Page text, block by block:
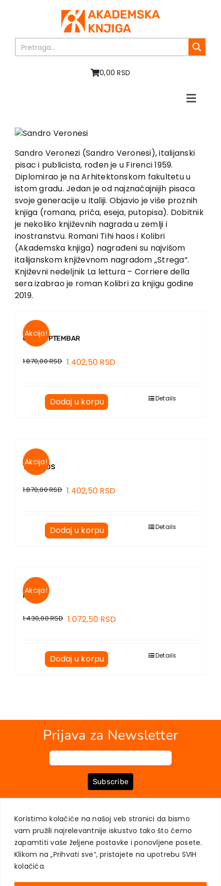
Koristimo kolačiće na našoj veb stranici da bismo
vam pružili najrelevantnije iskustvo tako što ćemo
zapamtiti vaše željene postavke i ponovljene posete.
Klikom na „Prihvati sve“, pristajete na upotrebu SVIH
kolačića.
0,00 RSD
Toggle
O nama
U pripremi
Akcija
Autori
Vesti
EU PROJEKTI
Kontakt
Sandro Veronezi (Sandro Veronesi), italijanski
pisac i publicista, rođen je u Firenci 1959.
Diplomirao je na Arhitektonskom fakultetu u
istom gradu. Jedan je od najznačajnijih pisaca
svoje generacije u Italiji. Objavio je više proznih
knjiga (romana, priča, eseja, putopisa). Dobitnik
je nekoliko književnih nagrada u zemlji i
inostranstvu. Romani Tihi haos i Kolibri
(Akademska knjiga) nagrađeni su najvišom
italijanskom književnom nagradom „Strega“.
Književni nedeljnik La lettura – Corriere della
sera izabrao je roman Kolibri za knjigu godine
2019.
Akcija!
CRNI SEPTEMBAR
1.870,00RSD 1.402,50 RSD
Dodaj u korpu Details
Akcija!
TIHI HAOS
1.870,00RSD 1.402,50 RSD
Dodaj u korpu Details
Akcija!
KOLIBRI
1.430,00RSD 1.072,50 RSD
Dodaj u korpu Details
Prijava za Newsletter
Subscribe
MOJ NALOG
ZAŠTITA PRIVATNOSTI KORISNIKA